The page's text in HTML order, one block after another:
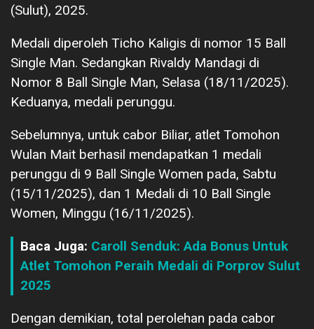
(Sulut), 2025.
Medali diperoleh Ticho Kaligis di nomor 15 Ball
Single Man. Sedangkan Rivaldy Mandagi di
Nomor 8 Ball Single Man, Selasa (18/11/2025).
Keduanya, medali perunggu.
Sebelumnya, untuk cabor Biliar, atlet Tomohon
Wulan Mait berhasil mendapatkan 1 medali
perunggu di 9 Ball Single Women pada, Sabtu
(15/11/2025), dan 1 Medali di 10 Ball Single
Women, Minggu (16/11/2025).
Baca Juga: Caroll Senduk: Ada Bonus Untuk
Atlet Tomohon Peraih Medali di Porprov Sulut
2025
Dengan demikian, total perolehan pada cabor